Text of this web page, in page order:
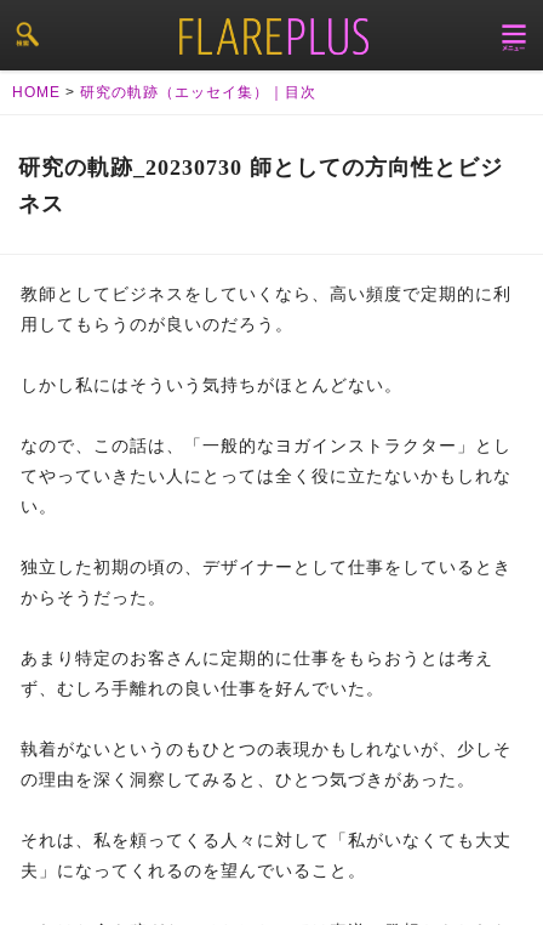
HOME > 研究の軌跡（エッセイ集）｜目次
研究の軌跡_20230730 師としての方向性とビジ
ネス
教師としてビジネスをしていくなら、高い頻度で定期的に利
用してもらうのが良いのだろう。
しかし私にはそういう気持ちがほとんどない。
なので、この話は、「一般的なヨガインストラクター」とし
てやっていきたい人にとっては全く役に立たないかもしれな
い。
独立した初期の頃の、デザイナーとして仕事をしているとき
からそうだった。
あまり特定のお客さんに定期的に仕事をもらおうとは考え
ず、むしろ手離れの良い仕事を好んでいた。
執着がないというのもひとつの表現かもしれないが、少しそ
の理由を深く洞察してみると、ひとつ気づきがあった。
それは、私を頼ってくる人々に対して「私がいなくても大丈
夫」になってくれるのを望んでいること。